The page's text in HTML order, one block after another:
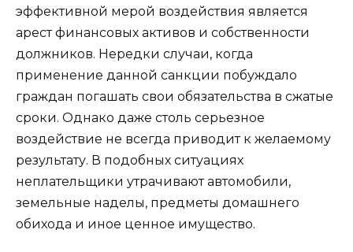
эффективной мерой воздействия является
арест финансовых активов и собственности
должников. Нередки случаи, когда
применение данной санкции побуждало
граждан погашать свои обязательства в сжатые
сроки. Однако даже столь серьезное
воздействие не всегда приводит к желаемому
результату. В подобных ситуациях
неплательщики утрачивают автомобили,
земельные наделы, предметы домашнего
обихода и иное ценное имущество.